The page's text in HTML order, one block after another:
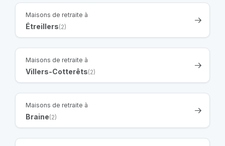
Maisons de retraite à
Étreillers(2)
Maisons de retraite à
Villers-Cotterêts(2)
Maisons de retraite à
Braine(2)